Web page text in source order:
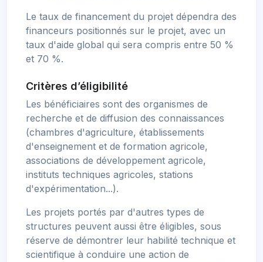
Le taux de financement du projet dépendra des
financeurs positionnés sur le projet, avec un
taux d'aide global qui sera compris entre 50 %
et 70 %.
Critères d’éligibilité
Les bénéficiaires sont des organismes de
recherche et de diffusion des connaissances
(chambres d'agriculture, établissements
d'enseignement et de formation agricole,
associations de développement agricole,
instituts techniques agricoles, stations
d'expérimentation...).
Les projets portés par d'autres types de
structures peuvent aussi être éligibles, sous
réserve de démontrer leur habilité technique et
scientifique à conduire une action de